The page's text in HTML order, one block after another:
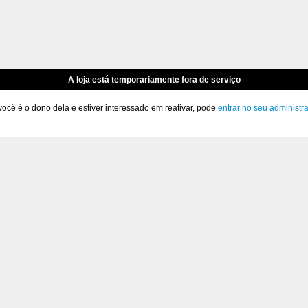
A loja está temporariamente fora de serviço
é o dono dela e estiver interessado em reativar, pode entrar no seu